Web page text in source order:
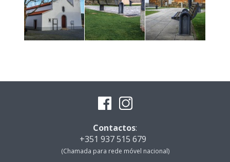
Contactos:
+351 937 515 679
(Chamada para rede móvel nacional)